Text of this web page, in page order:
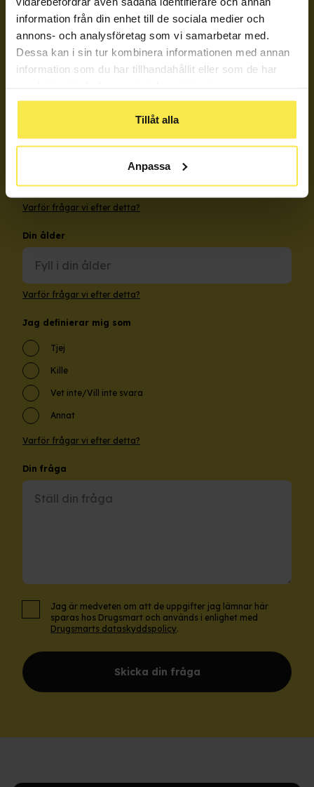
information från din enhet till de sociala medier och
annons- och analysföretag som vi samarbetar med.
Dessa kan i sin tur kombinera informationen med annan
information som du har tillhandahållit eller som de har
Tillåt alla
Anpassa
Mellan den 26 juni och 11 augusti har vi
sommaruppehåll och kan inte besvara frågor.
Behöver du stöd i frågor om någons användning
av alkohol eller andra droger?
Kika här
Din e-post
Varför frågar vi efter detta?
Din ålder
Varför frågar vi efter detta?
Jag definierar mig som
Tjej
Kille
Vet inte/Vill inte svara
Annat
Varför frågar vi efter detta?
Din fråga
Jag är medveten om att de uppgifter jag lämnar här
sparas hos Drugsmart och används i enlighet med
Drugsmarts dataskyddspolicy.
Skicka din fråga